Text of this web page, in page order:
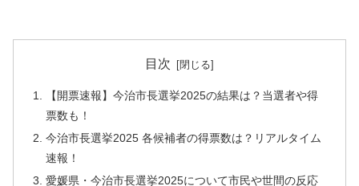
目次
【開票速報】今治市長選挙2025の結果は？当選者や得
票数も！
今治市長選挙2025 各候補者の得票数は？リアルタイム
速報！
愛媛県・今治市長選挙2025について市民や世間の反応